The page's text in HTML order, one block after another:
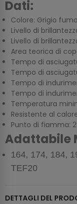
Dati:
Colore: Grigio fumo
Livello di
Livello di
Area teorica di
Tempo di
Tempo di
Tempo di
Tempo di
Temperatura
Resistente al
Punto di fiamma:
Adattabile
164, 174, 184,
TEF20
DETTAGLI DEL